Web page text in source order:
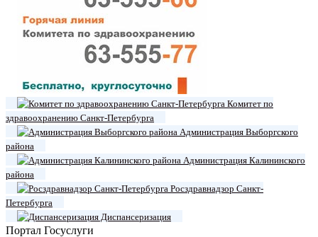
Комитет по
здравоохранению Санкт-Петербурга
Администрация Выборгского
района
Администрация Калининского
района
Росздравнадзор Санкт-
Петербурга
Диспансеризация
Портал Госуслуги